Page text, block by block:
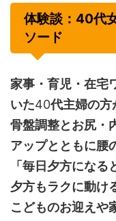
体験談：40代
ソード
家事・育児・在宅
いた40代主婦の方
骨盤調整とお尻・
アップとともに腰
「毎日夕方にな
夕方もラクに動け
こどものお迎えや